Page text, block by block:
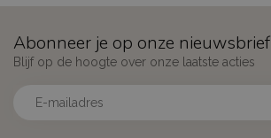
Abonneer je op onze nieuwsbrief
Blijf op de hoogte over onze laatste acties